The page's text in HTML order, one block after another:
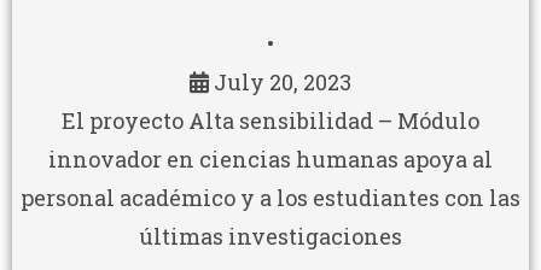
•
July 20, 2023
El proyecto Alta sensibilidad – Módulo
innovador en ciencias humanas apoya al
personal académico y a los estudiantes con las
últimas investigaciones